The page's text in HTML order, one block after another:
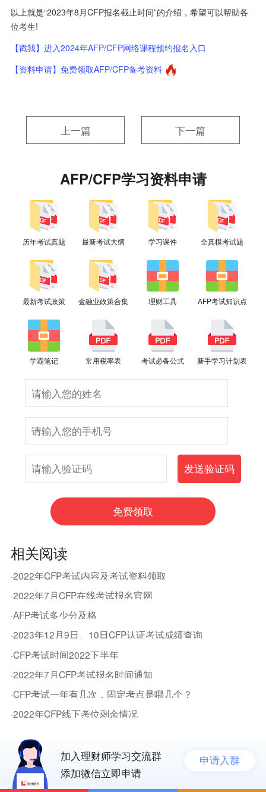
以上就是“2023年8月CFP报名截止时间”的介绍，希望可以帮助各
位考生!
【戳我】进入2024年AFP/CFP网络课程预约报名入口
【资料申请】免费领取AFP/CFP备考资料
上一篇 下一篇
AFP/CFP学习资料申请
历年考试真题 最新考试大纲 学习课件 全真模考试题
最新考试政策 金融业政策合集 理财工具 AFP考试知识点
学霸笔记 常用税率表 考试必备公式 新手学习计划表
相关阅读
·2022年CFP考试内容及考试资料领取
·2022年7月CFP在线考试报名官网
·AFP考试多少分及格
·2023年12月9日、10日CFP认证考试成绩查询
·CFP考试时间2022下半年
·2022年7月CFP考试报名时间通知
·CFP考试一年有几次，固定考点是哪几个？
·2022年CFP线下考位剩余情况
加入理财师学习交流群
添加微信立即申请
申请入群